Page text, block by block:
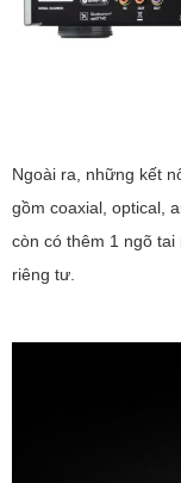
Ngoài ra, những kết
gồm coaxial, optical,
còn có thêm 1 ngõ
riêng tư.